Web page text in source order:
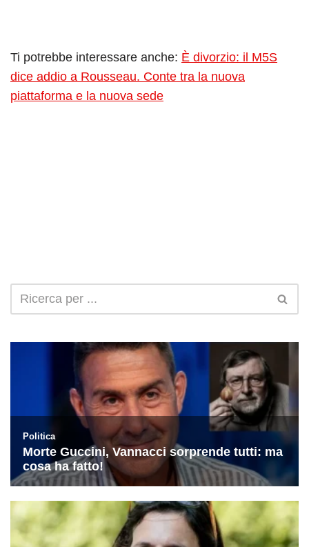
Ti potrebbe interessare anche: È divorzio: il M5S
dice addio a Rousseau. Conte tra la nuova
piattaforma e la nuova sede